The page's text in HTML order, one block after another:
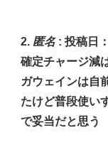
匿名: 投稿日
確定チャージ減
ガウェインは自
たけど普段使い
で妥当だと思う